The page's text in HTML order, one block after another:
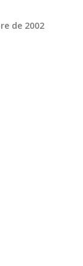
de 2002